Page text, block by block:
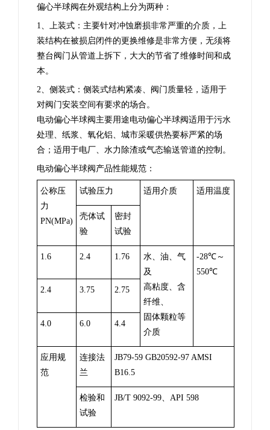
偏心半球阀在外观结构上分为两种：
1、上装式：主要针对冲蚀磨损非常严重的介质，上
装结构在被损启闭件的更换维修是非常方便，无须将
整台阀门从管道上拆下，大大的节省了维修时间和成
本。
2、侧装式：侧装式结构紧凑、阀门质量轻，适用于
对阀门安装空间有要求的场合。
电动偏心半球阀主要用途电动偏心半球阀适用于污水
处理、纸浆、氧化铝、城市采暖供热要标严紧的场
合；适用于电厂、水力除渣或气态输送管道的控制。
电动偏心半球阀产品性能规范：
公称压
力
PN(MPa)
试验压力 适用介质 适用温度
壳体试
验
密封
试验
1.6 2.4 1.76
水、油、气
及
高粘度、含
纤维、
固体颗粒等
介质
-28℃～
550℃
2.4
3.75 2.75
4.0 6.0 4.4
应用规
范
连接法
兰
JB79-59 GB20592-97 AMSI
B16.5
检验和
试验
JB/T 9092-99、API 598